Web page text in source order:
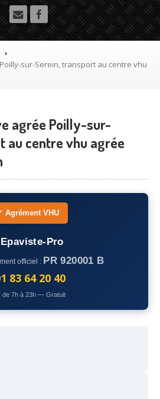
VHU gratuit
sa voiture
hors d’usage gratuit
agréé
Denis
sur-Serein, transport au centre vhu
agrée Poilly-sur-
au centre vhu agrée
Agrément VHU
Pro
officiel : PR 920001 B
83 64 20 40
de 7h à 23h — Gratuit